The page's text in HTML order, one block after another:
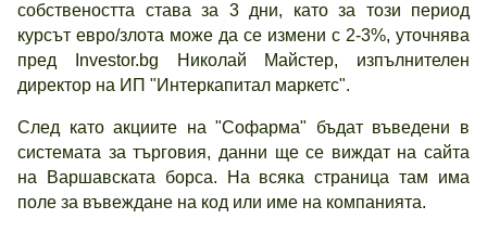
собствеността става за 3 дни, като за този период
курсът евро/злота може да се измени с 2-3%, уточнява
пред Investor.bg Николай Майстер, изпълнителен
директор на ИП "Интеркапитал маркетс".
След като акциите на "Софарма" бъдат въведени в
системата за търговия, данни ще се виждат на сайта
на Варшавската борса. На всяка страница там има
поле за въвеждане на код или име на компанията.